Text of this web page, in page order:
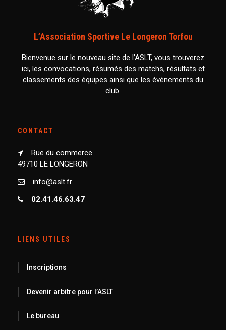
L’Association Sportive Le Longeron Torfou
Bienvenue sur le nouveau site de l’ASLT, vous trouverez
ici, les convocations, résumés des matchs, résultats et
classements des équipes ainsi que les événements du
club.
CONTACT
Rue du commerce
49710 LE LONGERON
info@aslt.fr
02.41.46.63.47
LIENS UTILES
Inscriptions
Devenir arbitre pour l’ASLT
Le bureau